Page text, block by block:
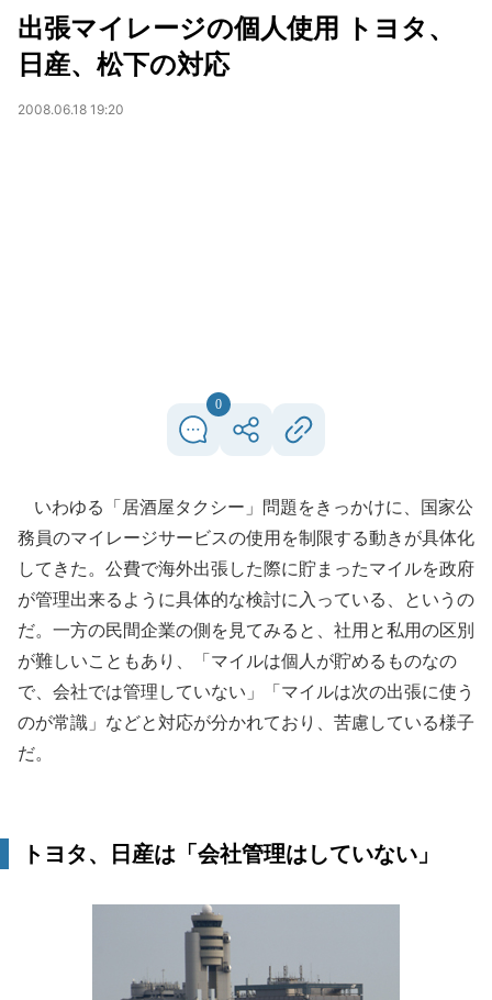
出張マイレージの個人使用 トヨタ、
日産、松下の対応
2008.06.18 19:20
0
いわゆる「居酒屋タクシー」問題をきっかけに、国家公
務員のマイレージサービスの使用を制限する動きが具体化
してきた。公費で海外出張した際に貯まったマイルを政府
が管理出来るように具体的な検討に入っている、というの
だ。一方の民間企業の側を見てみると、社用と私用の区別
が難しいこともあり、「マイルは個人が貯めるものなの
で、会社では管理していない」「マイルは次の出張に使う
のが常識」などと対応が分かれており、苦慮している様子
だ。
トヨタ、日産は「会社管理はしていない」